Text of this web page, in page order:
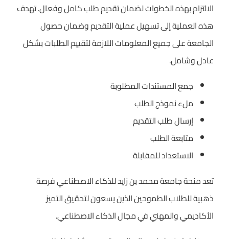
الالتزام بهذه الخطوات لضمان تقديم طلب كامل وفعال. تهدف
هذه العملية إلى تسهيل عملية التقديم وضمان حصول
الجامعة على جميع المعلومات اللازمة لتقييم الطلبات بشكل
عادل وشامل.
جمع المستندات المطلوبة
ملء نموذج الطلب
إرسال طلب التقديم
متابعة الطلب
الاستعداد للمقابلة
تعد منحة جامعة محمد بن زايد للذكاء الاصطناعي فرصة
ذهبية للطلاب الطموحين الذين يسعون لتحقيق التميز
الأكاديمي والمهني في مجال الذكاء الاصطناعي.